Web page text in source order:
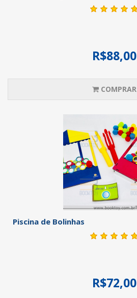
R$88,00
COMPRAR
Piscina de Bolinhas
R$72,00